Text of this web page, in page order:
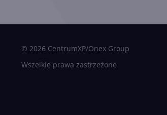
© 2026 CentrumXP/Onex Group
Wszelkie prawa zastrzeżone